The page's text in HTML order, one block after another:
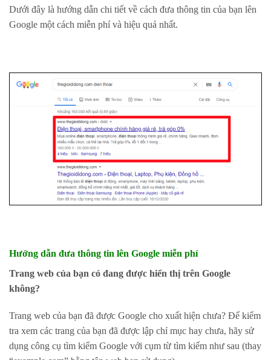
Dưới đây là hướng dẫn chi tiết về cách đưa thông tin của bạn lên
Google một cách miễn phí và hiệu quả nhất.
Hướng dẫn đưa thông tin lên Google miễn phí
Trang web của bạn có đang được hiển thị trên Google
không?
Trang web của bạn đã được Google cho xuất hiện chưa? Để kiểm
tra xem các trang của bạn đã được lập chỉ mục hay chưa, hãy sử
dụng công cụ tìm kiếm Google với cụm từ tìm kiếm như sau (thay